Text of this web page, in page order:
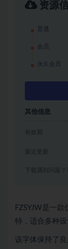
资源
普通
会员
永久会员
其他信息
有效期
下载遇到问题
FZSYJW是一
特，适合多种设
该字体保持了